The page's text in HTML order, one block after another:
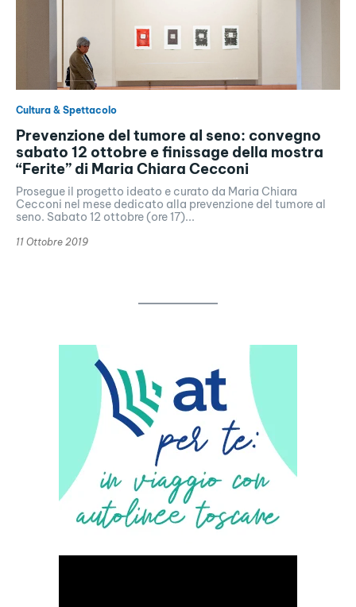
Cultura & Spettacolo
Prevenzione del tumore al seno: convegno
sabato 12 ottobre e finissage della mostra
“Ferite” di Maria Chiara Cecconi
Prosegue il progetto ideato e curato da Maria Chiara
Cecconi nel mese dedicato alla prevenzione del tumore al
seno. Sabato 12 ottobre (ore 17)...
11 Ottobre 2019